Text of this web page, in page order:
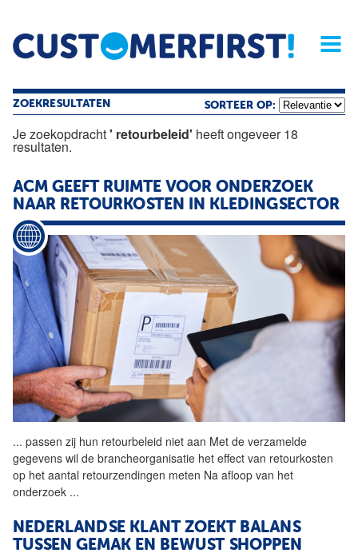
Home Opinie Archief
Magazine
ZOEKRESULTATEN SORTEER OP:
Je zoekopdracht' retourbeleid' heeft ongeveer 18
resultaten.
ACM GEEFT RUIMTE VOOR ONDERZOEK
NAAR RETOURKOSTEN IN KLEDINGSECTOR
... passen zij hun retourbeleid niet aan Met de verzamelde
gegevens wil de brancheorganisatie het effect van retourkosten
op het aantal retourzendingen meten Na afloop van het
onderzoek ...
NEDERLANDSE KLANT ZOEKT BALANS
TUSSEN GEMAK EN BEWUST SHOPPEN